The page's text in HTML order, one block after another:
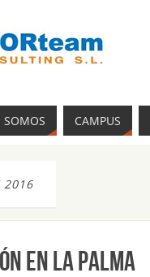
SOMOS CAMPUS
2016
en La Palma